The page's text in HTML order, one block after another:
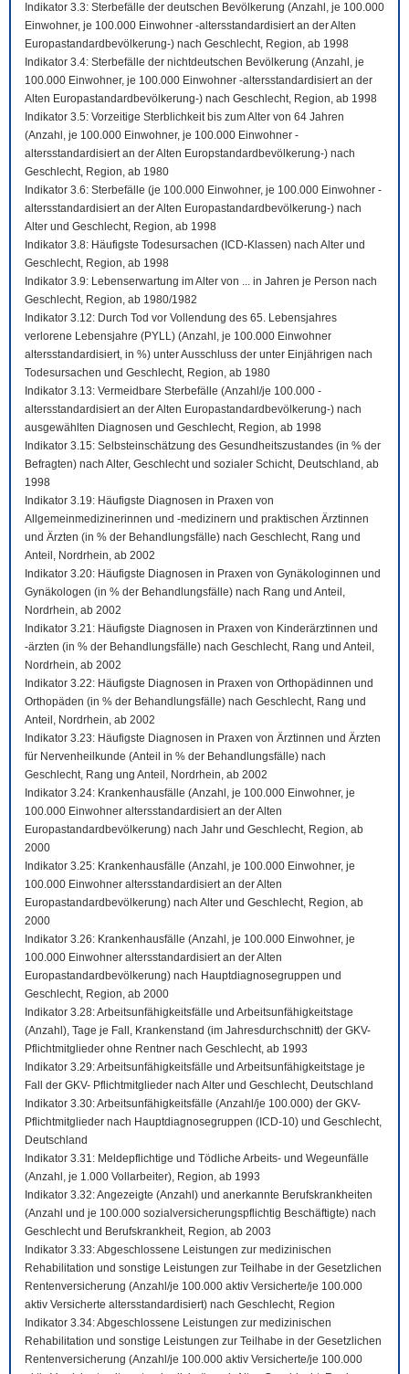
Indikator 3.3: Sterbefälle der deutschen Bevölkerung (Anzahl, je 100.000
Einwohner, je 100.000 Einwohner -altersstandardisiert an der Alten
Europastandardbevölkerung-) nach Geschlecht, Region, ab 1998
Indikator 3.4: Sterbefälle der nichtdeutschen Bevölkerung (Anzahl, je
100.000 Einwohner, je 100.000 Einwohner -altersstandardisiert an der
Alten Europastandardbevölkerung-) nach Geschlecht, Region, ab 1998
Indikator 3.5: Vorzeitige Sterblichkeit bis zum Alter von 64 Jahren
(Anzahl, je 100.000 Einwohner, je 100.000 Einwohner -
altersstandardisiert an der Alten Europstandardbevölkerung-) nach
Geschlecht, Region, ab 1980
Indikator 3.6: Sterbefälle (je 100.000 Einwohner, je 100.000 Einwohner -
altersstandardisiert an der Alten Europastandardbevölkerung-) nach
Alter und Geschlecht, Region, ab 1998
Indikator 3.8: Häufigste Todesursachen (ICD-Klassen) nach Alter und
Geschlecht, Region, ab 1998
Indikator 3.9: Lebenserwartung im Alter von ... in Jahren je Person nach
Geschlecht, Region, ab 1980/1982
Indikator 3.12: Durch Tod vor Vollendung des 65. Lebensjahres
verlorene Lebensjahre (PYLL) (Anzahl, je 100.000 Einwohner
altersstandardisiert, in %) unter Ausschluss der unter Einjährigen nach
Todesursachen und Geschlecht, Region, ab 1980
Indikator 3.13: Vermeidbare Sterbefälle (Anzahl/je 100.000 -
altersstandardisiert an der Alten Europastandardbevölkerung-) nach
ausgewählten Diagnosen und Geschlecht, Region, ab 1998
Indikator 3.15: Selbsteinschätzung des Gesundheitszustandes (in % der
Befragten) nach Alter, Geschlecht und sozialer Schicht, Deutschland, ab
1998
Indikator 3.19: Häufigste Diagnosen in Praxen von
Allgemeinmedizinerinnen und -medizinern und praktischen Ärztinnen
und Ärzten (in % der Behandlungsfälle) nach Geschlecht, Rang und
Anteil, Nordrhein, ab 2002
Indikator 3.20: Häufigste Diagnosen in Praxen von Gynäkologinnen und
Gynäkologen (in % der Behandlungsfälle) nach Rang und Anteil,
Nordrhein, ab 2002
Indikator 3.21: Häufigste Diagnosen in Praxen von Kinderärztinnen und
-ärzten (in % der Behandlungsfälle) nach Geschlecht, Rang und Anteil,
Nordrhein, ab 2002
Indikator 3.22: Häufigste Diagnosen in Praxen von Orthopädinnen und
Orthopäden (in % der Behandlungsfälle) nach Geschlecht, Rang und
Anteil, Nordrhein, ab 2002
Indikator 3.23: Häufigste Diagnosen in Praxen von Ärztinnen und Ärzten
für Nervenheilkunde (Anteil in % der Behandlungsfälle) nach
Geschlecht, Rang ung Anteil, Nordrhein, ab 2002
Indikator 3.24: Krankenhausfälle (Anzahl, je 100.000 Einwohner, je
100.000 Einwohner altersstandardisiert an der Alten
Europastandardbevölkerung) nach Jahr und Geschlecht, Region, ab
2000
Indikator 3.25: Krankenhausfälle (Anzahl, je 100.000 Einwohner, je
100.000 Einwohner altersstandardisiert an der Alten
Europastandardbevölkerung) nach Alter und Geschlecht, Region, ab
2000
Indikator 3.26: Krankenhausfälle (Anzahl, je 100.000 Einwohner, je
100.000 Einwohner altersstandardisiert an der Alten
Europastandardbevölkerung) nach Hauptdiagnosegruppen und
Geschlecht, Region, ab 2000
Indikator 3.28: Arbeitsunfähigkeitsfälle und Arbeitsunfähigkeitstage
(Anzahl), Tage je Fall, Krankenstand (im Jahresdurchschnitt) der GKV-
Pflichtmitglieder ohne Rentner nach Geschlecht, ab 1993
Indikator 3.29: Arbeitsunfähigkeitsfälle und Arbeitsunfähigkeitstage je
Fall der GKV- Pflichtmitglieder nach Alter und Geschlecht, Deutschland
Indikator 3.30: Arbeitsunfähigkeitsfälle (Anzahl/je 100.000) der GKV-
Pflichtmitglieder nach Hauptdiagnosegruppen (ICD-10) und Geschlecht,
Deutschland
Indikator 3.31: Meldepflichtige und Tödliche Arbeits- und Wegeunfälle
(Anzahl, je 1.000 Vollarbeiter), Region, ab 1993
Indikator 3.32: Angezeigte (Anzahl) und anerkannte Berufskrankheiten
(Anzahl und je 100.000 sozialversicherungspflichtig Beschäftigte) nach
Geschlecht und Berufskrankheit, Region, ab 2003
Indikator 3.33: Abgeschlossene Leistungen zur medizinischen
Rehabilitation und sonstige Leistungen zur Teilhabe in der Gesetzlichen
Rentenversicherung (Anzahl/je 100.000 aktiv Versicherte/je 100.000
aktiv Versicherte altersstandardisiert) nach Geschlecht, Region
Indikator 3.34: Abgeschlossene Leistungen zur medizinischen
Rehabilitation und sonstige Leistungen zur Teilhabe in der Gesetzlichen
Rentenversicherung (Anzahl/je 100.000 aktiv Versicherte/je 100.000